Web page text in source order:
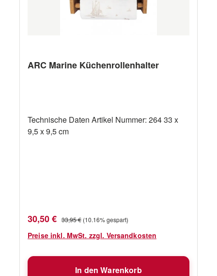
ARC Marine Küchenrollenhalter
Technische Daten Artikel Nummer: 264 33 x
9,5 x 9,5 cm
Verkaufspreis:
30,50 € Regulärer Preis:
33,95 € (10.16% gespart)
Preise inkl. MwSt. zzgl. Versandkosten
In den Warenkorb